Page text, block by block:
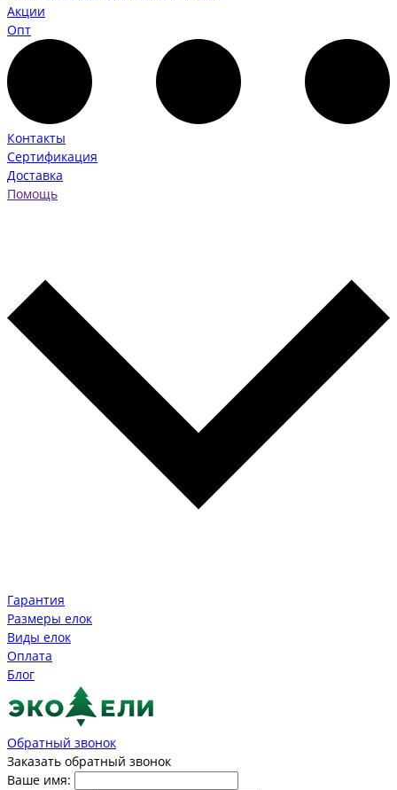
Акции
Опт
Контакты
Сертификация
Доставка
Помощь
Гарантия
Размеры елок
Виды елок
Оплата
Блог
Обратный звонок
Заказать обратный звонок
Ваше имя: